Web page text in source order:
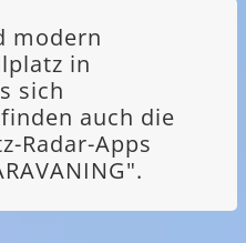
modern
in
sich
auch die
Radar-Apps